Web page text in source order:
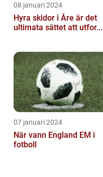
08 januari 2024
Hyra skidor i Åre är det
ultimata sättet att utfor...
07 januari 2024
När vann England EM i
fotboll